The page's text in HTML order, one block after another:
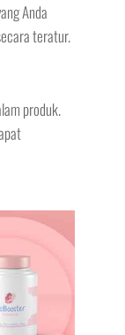
Anda
teratur.
produk.